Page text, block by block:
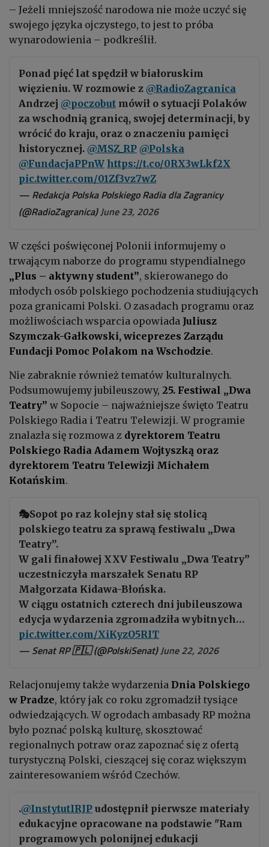
– Jeżeli mniejszość narodowa nie może uczyć się
swojego języka ojczystego, to jest to próba
wynarodowienia – podkreślił.
Ponad pięć lat spędził w białoruskim
więzieniu. W rozmowie z @RadioZagranica
Andrzej @poczobut mówił o sytuacji Polaków
za wschodnią granicą, swojej determinacji, by
wrócić do kraju, oraz o znaczeniu pamięci
historycznej. @MSZ_RP @Polska
@FundacjaPPnW https://t.co/0RX3wLkf2X
pic.twitter.com/01Zf3vz7wZ
— Redakcja Polska Polskiego Radia dla Zagranicy
(@RadioZagranica)June 23, 2026
W części poświęconej Polonii informujemy o
trwającym naborze do programu stypendialnego
„Plus – aktywny student”, skierowanego do
młodych osób polskiego pochodzenia studiujących
poza granicami Polski. O zasadach programu oraz
możliwościach wsparcia opowiada Juliusz
Szymczak-Gałkowski, wiceprezes Zarządu
Fundacji Pomoc Polakom na Wschodzie.
Nie zabraknie również tematów kulturalnych.
Podsumowujemy jubileuszowy, 25. Festiwal „Dwa
Teatry” w Sopocie – najważniejsze święto Teatru
Polskiego Radia i Teatru Telewizji. W programie
znalazła się rozmowa z dyrektorem Teatru
Polskiego Radia Adamem Wojtyszką oraz
dyrektorem Teatru Telewizji Michałem
Kotańskim.
🎭Sopot po raz kolejny stał się stolicą
polskiego teatru za sprawą festiwalu „Dwa
Teatry”.
W gali finałowej XXV Festiwalu „Dwa Teatry”
uczestniczyła marszałek Senatu RP
Małgorzata Kidawa-Błońska.
W ciągu ostatnich czterech dni jubileuszowa
edycja wydarzenia zgromadziła wybitnych…
pic.twitter.com/XiKyzO5RIT
— Senat RP 🇵🇱 (@PolskiSenat)June 22, 2026
Relacjonujemy także wydarzenia Dnia Polskiego
w Pradze, który jak co roku zgromadził tysiące
odwiedzających. W ogrodach ambasady RP można
było poznać polską kulturę, skosztować
regionalnych potraw oraz zapoznać się z ofertą
turystyczną Polski, cieszącej się coraz większym
zainteresowaniem wśród Czechów.
.@InstytutIRJP udostępnił pierwsze materiały
edukacyjne opracowane na podstawie "Ram
programowych polonijnej edukacji